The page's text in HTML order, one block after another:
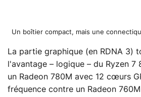
Un boîtier compact, mais une
La partie graphique (en RDNA 3)
l'avantage – logique – du Ryzen 7
un Radeon 780M avec 12 cœurs
fréquence contre un Radeon